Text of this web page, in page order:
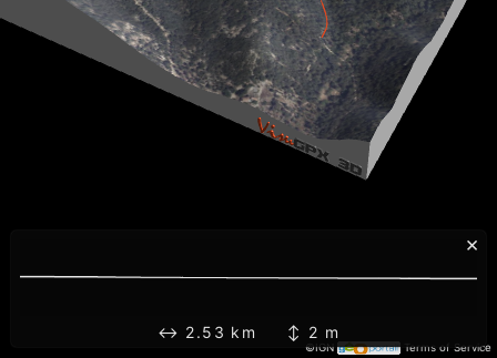
©IGN Terms of Service
×
↔ 2.53 km ↕ 2 m